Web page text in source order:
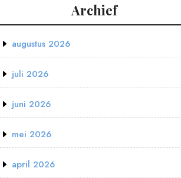
Archief
augustus 2026
juli 2026
juni 2026
mei 2026
april 2026